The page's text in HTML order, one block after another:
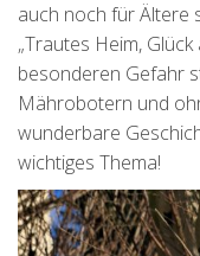
auch noch für Ältere
„Trautes Heim,
besonderen Gefahr
Mährobotern und
wunderbare
wichtiges Thema!